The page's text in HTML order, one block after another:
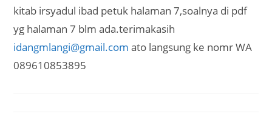
kitab irsyadul ibad petuk halaman 7,soalnya di pdf
yg halaman 7 blm ada.terimakasih
idangmlangi@gmail.com ato langsung ke nomr WA
089610853895